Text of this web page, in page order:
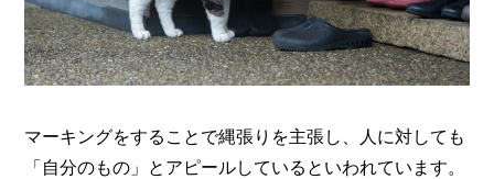
マーキングをすることで縄張りを主張し、人に対しても
「自分のもの」とアピールしているといわれています。